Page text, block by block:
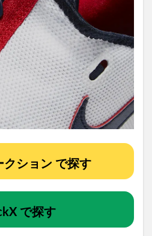
クション で探す
で探す